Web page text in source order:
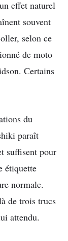
effet naturel
souvent
selon ce
de moto
Certains
du
paraît
suffisent pour
étiquette
normale.
de trois trucs
attendu.